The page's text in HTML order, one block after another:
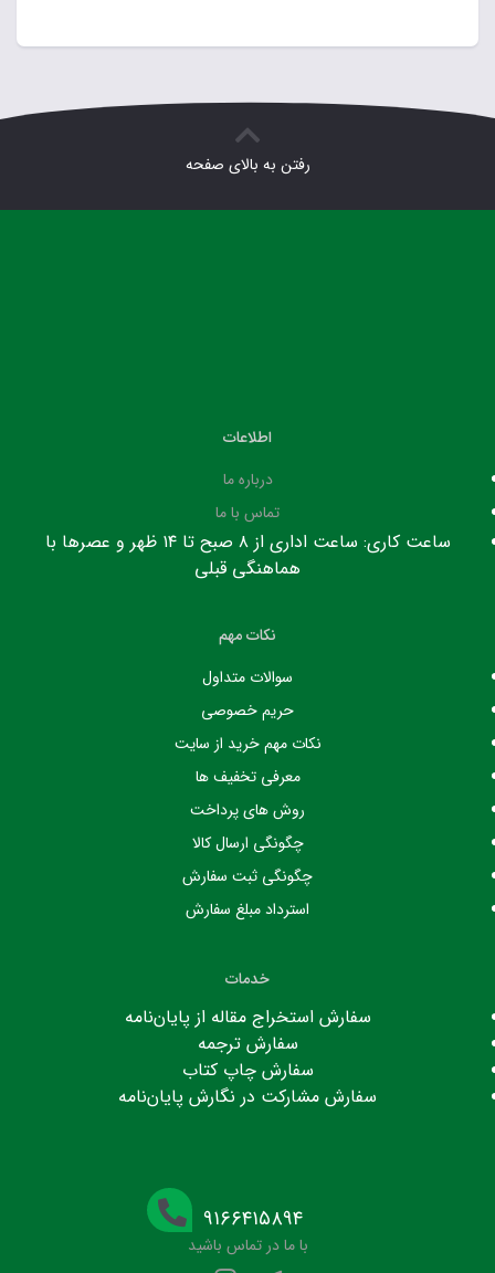
رفتن به بالای صفحه
اطلاعات
درباره ما
تماس با ما
ساعت کاری: ساعت اداری از ۸ صبح تا ۱۴ ظهر و عصرها با
هماهنگی قبلی
نکات مهم
سوالات متداول
حریم خصوصی
نکات مهم خرید از سایت
معرفی تخفیف ها
روش های پرداخت
چگونگی ارسال کالا
چگونگی ثبت سفارش
استرداد مبلغ سفارش
خدمات
سفارش استخراج مقاله از پایان‌نامه
سفارش ترجمه
سفارش چاپ کتاب
سفارش مشارکت در نگارش پایان‌نامه
۹۱۶۶۴۱۵۸۹۴
با ما در تماس باشید